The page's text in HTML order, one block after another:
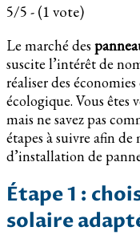
5/5 - (1 vote)
Le marché des
suscite l’intérêt de
réaliser des
écologique. Vous êtes
mais ne savez pas
étapes à suivre afin
d’installation de
Étape 1 :
solaire